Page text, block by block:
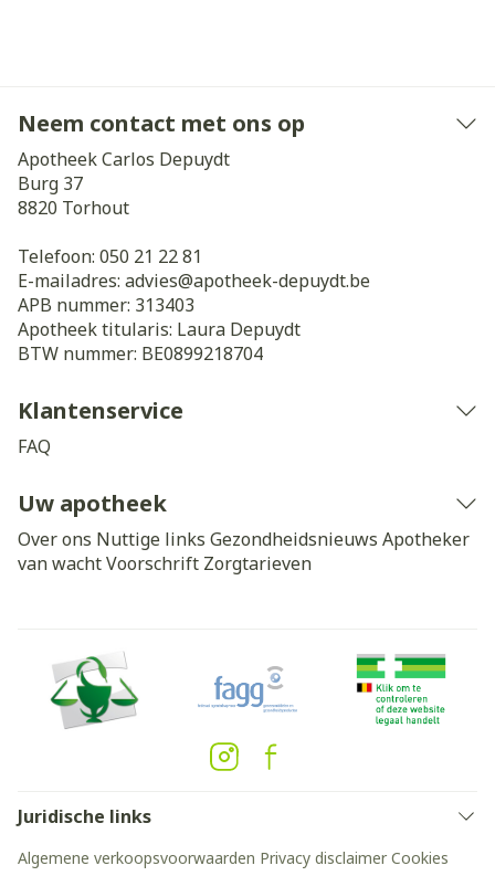
Neem contact met ons op
Apotheek Carlos Depuydt
Burg 37
8820 Torhout
Telefoon: 050 21 22 81
E-mailadres: advies@apotheek-depuydt.be
APB nummer: 313403
Apotheek titularis: Laura Depuydt
BTW nummer: BE0899218704
Klantenservice
FAQ
Uw apotheek
Over ons Nuttige links Gezondheidsnieuws Apotheker
van wachtVoorschrift Zorgtarieven
Juridische links
Algemene verkoopsvoorwaarden Privacy disclaimer Cookies